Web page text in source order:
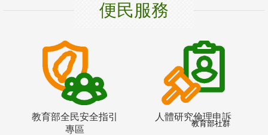
便民服務
教育部全民安全指引
專區
人體研究倫理申訴
教育部社群